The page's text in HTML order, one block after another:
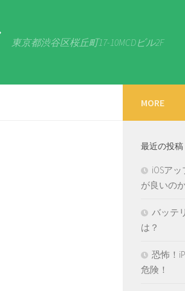
東京都渋谷区桜丘町17-10MCDビル2F
MORE
最近の投稿
iOSア
が良いの
バッテ
は？
恐怖！
危険！